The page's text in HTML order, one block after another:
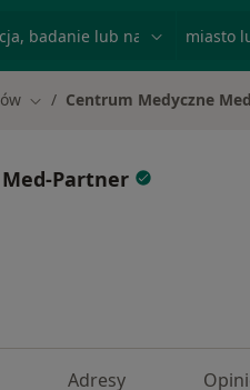
Zmień miasto
Centrum Medyczne
Partner
Adresy